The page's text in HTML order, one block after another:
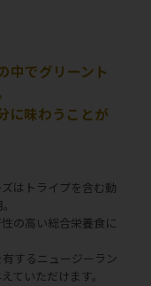
中でグリーント
に味わうことが
はトライプを含む動
の高い総合栄養食に
するニュージーラン
ていただけます。